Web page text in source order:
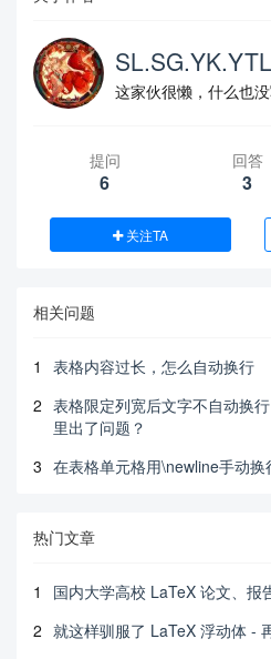
这家伙很懒，什么也没
提问
6
回答
3
关注TA
相关问题
1
表格内容过长，怎么自动换行
2 表格限定列宽后文字不自动换
里出了问题？
3 在表格单元格用\newline手动
热门文章
1
国内大学高校 LaTeX 论文、报
2 就这样驯服了 LaTeX 浮动体 -